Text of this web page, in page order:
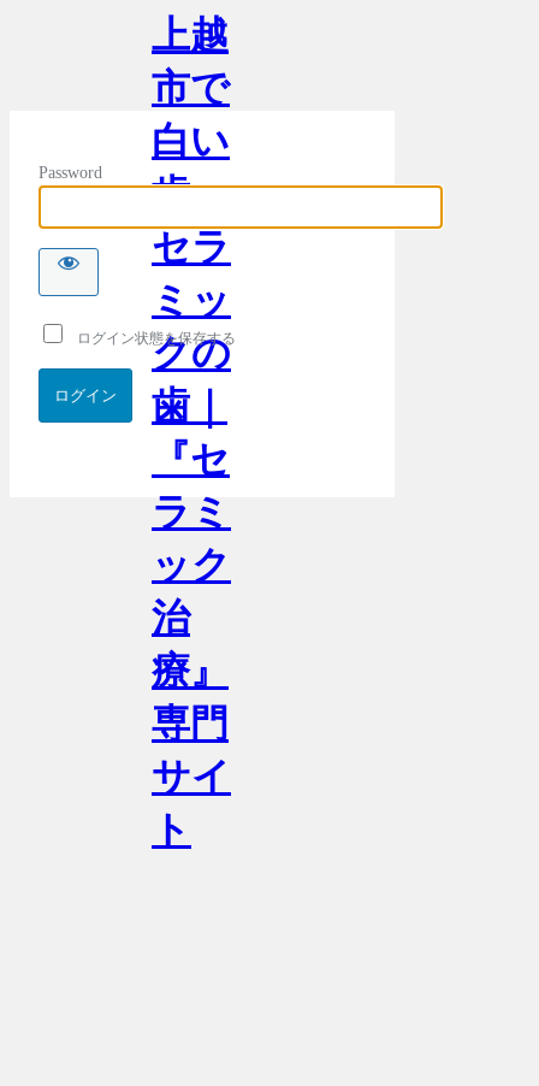
上越
市で
白い
歯・
セラ
ミッ
クの
歯｜
『セ
ラミ
ック
治
療』
専門
サイ
ト
Password
ログイン状態を保存する